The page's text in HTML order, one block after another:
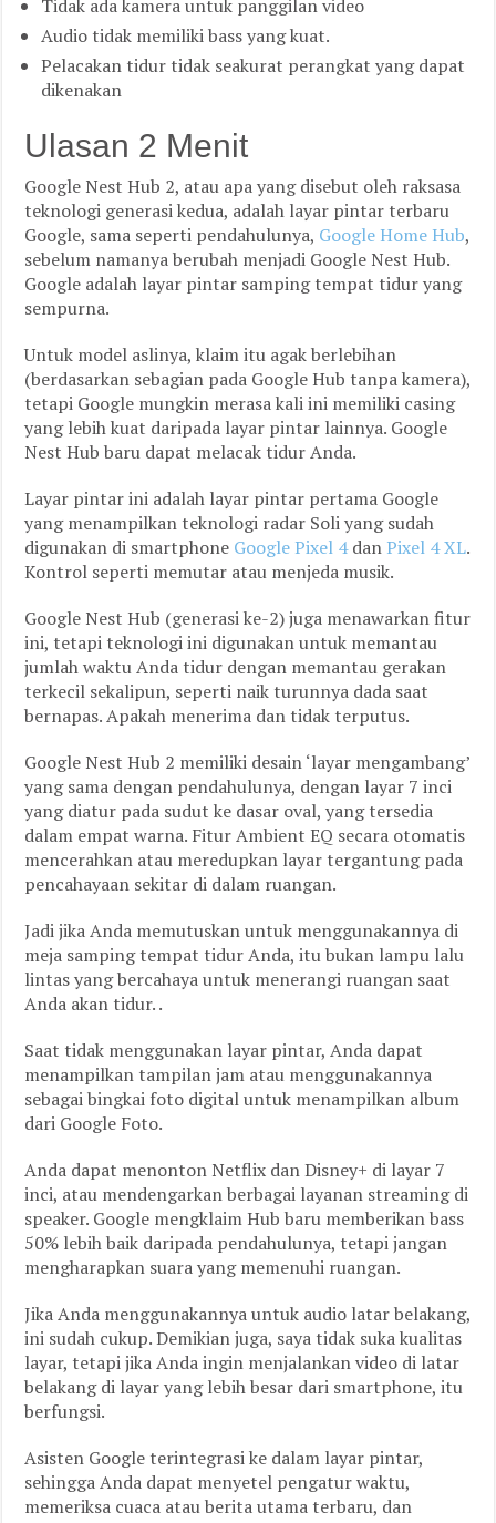
Tidak ada kamera untuk panggilan video
Audio tidak memiliki bass yang kuat.
Pelacakan tidur tidak seakurat perangkat yang dapat
dikenakan
Ulasan 2 Menit
Google Nest Hub 2, atau apa yang disebut oleh raksasa
teknologi generasi kedua, adalah layar pintar terbaru
Google, sama seperti pendahulunya, Google Home Hub,
sebelum namanya berubah menjadi Google Nest Hub.
Google adalah layar pintar samping tempat tidur yang
sempurna.
Untuk model aslinya, klaim itu agak berlebihan
(berdasarkan sebagian pada Google Hub tanpa kamera),
tetapi Google mungkin merasa kali ini memiliki casing
yang lebih kuat daripada layar pintar lainnya. Google
Nest Hub baru dapat melacak tidur Anda.
Layar pintar ini adalah layar pintar pertama Google
yang menampilkan teknologi radar Soli yang sudah
digunakan di smartphone Google Pixel 4danPixel 4 XL.
Kontrol seperti memutar atau menjeda musik.
Google Nest Hub (generasi ke-2) juga menawarkan fitur
ini, tetapi teknologi ini digunakan untuk memantau
jumlah waktu Anda tidur dengan memantau gerakan
terkecil sekalipun, seperti naik turunnya dada saat
bernapas. Apakah menerima dan tidak terputus.
Google Nest Hub 2 memiliki desain ‘layar mengambang’
yang sama dengan pendahulunya, dengan layar 7 inci
yang diatur pada sudut ke dasar oval, yang tersedia
dalam empat warna. Fitur Ambient EQ secara otomatis
mencerahkan atau meredupkan layar tergantung pada
pencahayaan sekitar di dalam ruangan.
Jadi jika Anda memutuskan untuk menggunakannya di
meja samping tempat tidur Anda, itu bukan lampu lalu
lintas yang bercahaya untuk menerangi ruangan saat
Anda akan tidur. .
Saat tidak menggunakan layar pintar, Anda dapat
menampilkan tampilan jam atau menggunakannya
sebagai bingkai foto digital untuk menampilkan album
dari Google Foto.
Anda dapat menonton Netflix dan Disney+ di layar 7
inci, atau mendengarkan berbagai layanan streaming di
speaker. Google mengklaim Hub baru memberikan bass
50% lebih baik daripada pendahulunya, tetapi jangan
mengharapkan suara yang memenuhi ruangan.
Jika Anda menggunakannya untuk audio latar belakang,
ini sudah cukup. Demikian juga, saya tidak suka kualitas
layar, tetapi jika Anda ingin menjalankan video di latar
belakang di layar yang lebih besar dari smartphone, itu
berfungsi.
Asisten Google terintegrasi ke dalam layar pintar,
sehingga Anda dapat menyetel pengatur waktu,
memeriksa cuaca atau berita utama terbaru, dan